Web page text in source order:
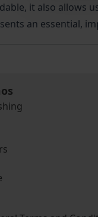
it also allows
an essential,